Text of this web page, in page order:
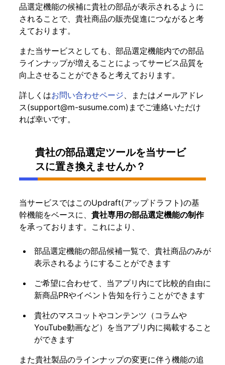
品選定機能の候補に貴社の部品が表示されるように
されることで、貴社商品の販売促進につながると考
えております。
また当サービスとしても、部品選定機能内での部品
ラインナップが増えることによってサービス品質を
向上させることができると考えております。
詳しくはお問い合わせページ、またはメールアドレ
ス(support@m-susume.com)までご連絡いただけ
れば幸いです。
貴社の部品選定ツールを当サービ
スに置き換えませんか？
当サービスではこのUpdraft(アップドラフト)の基
幹機能をベースに、 貴社専用の部品選定機能の制作
を承っております。これにより、
部品選定機能の部品候補一覧で、貴社商品のみが
表示されるようにすることができます
ご希望に合わせて、当アプリ内にて比較的自由に
新商品PRやイベント告知を行うことができます
貴社のマスコットやコンテンツ（コラムや
YouTube動画など）を当アプリ内に掲載すること
ができます
また貴社製品のラインナップの変更に伴う機能の追